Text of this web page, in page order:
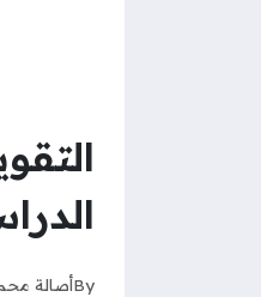
Byأصالة